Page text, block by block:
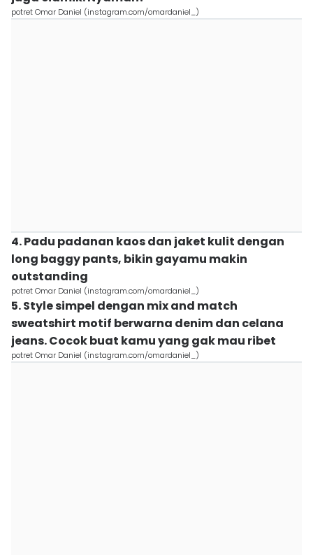
potret Omar Daniel (instagram.com/omardaniel_)
4. Padu padanan kaos dan jaket kulit dengan
long baggy pants, bikin gayamu makin
outstanding
potret Omar Daniel (instagram.com/omardaniel_)
5. Style simpel dengan mix and match
sweatshirt motif berwarna denim dan celana
jeans. Cocok buat kamu yang gak mau ribet
potret Omar Daniel (instagram.com/omardaniel_)